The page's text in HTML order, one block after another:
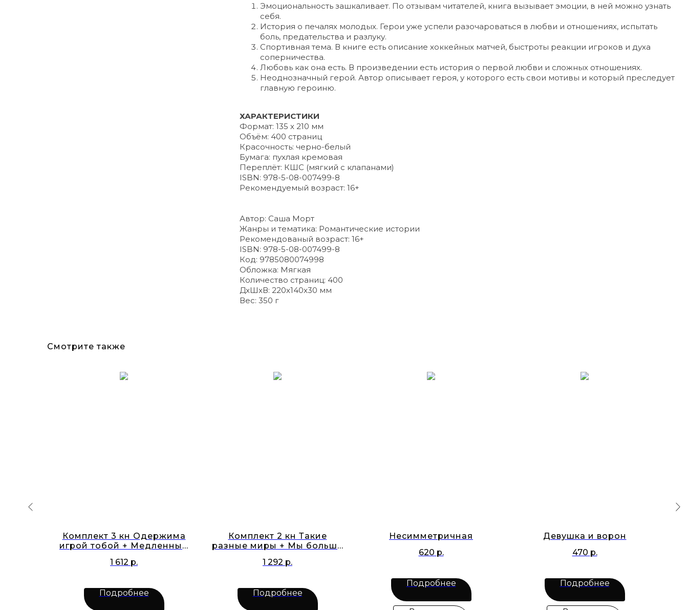
Эмоциональность зашкаливает. По отзывам читателей, книга вызывает эмоции, в ней можно узнать
себя.
История о печалях молодых. Герои уже успели разочароваться в любви и отношениях, испытать
боль, предательства и разлуку.
Спортивная тема. В книге есть описание хоккейных матчей, быстроты реакции игроков и духа
соперничества.
Любовь как она есть. В произведении есть история о первой любви и сложных отношениях.
Неоднозначный герой. Автор описывает героя, у которого есть свои мотивы и который преследует
главную героиню.
ХАРАКТЕРИСТИКИ
Формат: 135 х 210 мм
Объём: 400 страниц
Красочность: черно-белый
Бумага: пухлая кремовая
Переплёт: КШС (мягкий с клапанами)
ISBN: 978-5-08-007499-8
Рекомендуемый возраст: 16+
Автор: Саша Морт
Жанры и тематика: Романтические истории
Рекомендованый возраст: 16+
ISBN: 978-5-08-007499-8
Код: 9785080074998
Обложка: Мягкая
Количество страниц: 400
ДxШxВ: 220x140x30 мм
Вес: 350 г
Смотрите также
Комплект 3 кн Одержима
игрой тобой + Медленный
чувства
1 612 р.
Подробнее
Комплект 2 кн Такие
разные миры + Мы больше
1 292 р.
Подробнее
Несимметричная
620 р.
Подробнее
Девушка и ворон
470 р.
Подробнее